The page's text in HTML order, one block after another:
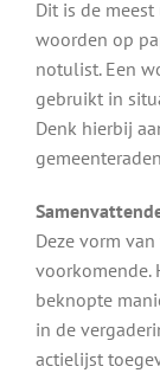
Dit is de
woorden op
notulist. Een
gebruikt in
Denk hierbij
Deze vorm
voorkomende.
beknopte
in de
actielijst